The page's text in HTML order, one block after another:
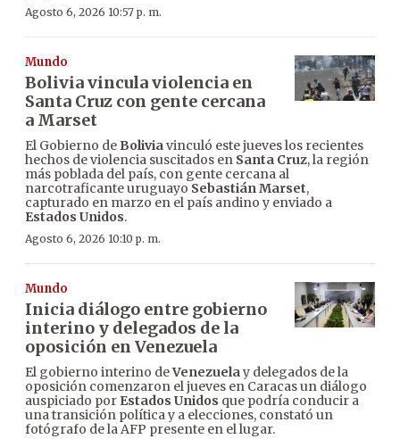
Agosto 6, 2026 10:57 p. m.
Mundo
Bolivia vincula violencia en
Santa Cruz con gente cercana
a Marset
El Gobierno de Boliviavinculó este jueves los recientes
hechos de violencia suscitados en Santa Cruz, la región
más poblada del país, con gente cercana al
narcotraficante uruguayo Sebastián Marset,
capturado en marzo en el país andino y enviado a
Estados Unidos.
Agosto 6, 2026 10:10 p. m.
Mundo
Inicia diálogo entre gobierno
interino y delegados de la
oposición en Venezuela
El gobierno interino deVenezuelay delegados de la
oposición comenzaron el jueves en Caracas un diálogo
auspiciado por Estados Unidos que podría conducir a
una transición política y a elecciones, constató un
fotógrafo de la AFP presente en el lugar.